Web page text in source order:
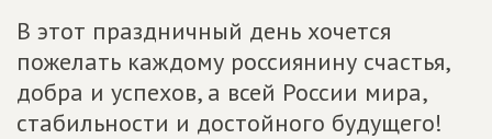
В этот праздничный день хочется
пожелать каждому россиянину счастья,
добра и успехов, а всей России мира,
стабильности и достойного будущего!